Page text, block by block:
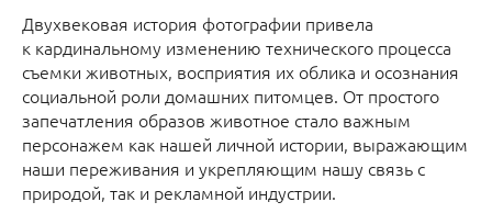
Двухвековая история фотографии привела
к кардинальному изменению технического процесса
съемки животных, восприятия их облика и осознания
социальной роли домашних питомцев. От простого
запечатления образов животное стало важным
персонажем как нашей личной истории, выражающим
наши переживания и укрепляющим нашу связь с
природой, так и рекламной индустрии.